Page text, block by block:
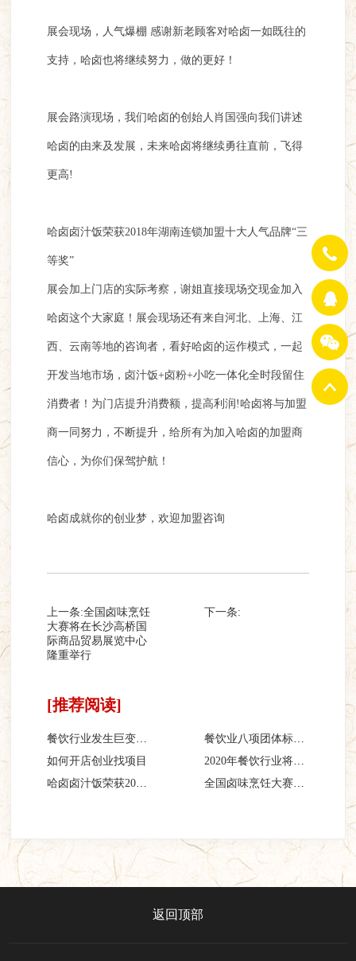
展会现场，人气爆棚 感谢新老顾客对哈卤一如既往的
支持，哈卤也将继续努力，做的更好！
展会路演现场，我们哈卤的创始人肖国强向我们讲述
哈卤的由来及发展，未来哈卤将继续勇往直前，飞得
更高!
哈卤卤汁饭荣获2018年湖南连锁加盟十大人气品牌“三
等奖”
展会加上门店的实际考察，谢姐直接现场交现金加入
哈卤这个大家庭！展会现场还有来自河北、上海、江
西、云南等地的咨询者，看好哈卤的运作模式，一起
开发当地市场，卤汁饭+卤粉+小吃一体化全时段留住
消费者！为门店提升消费额，提高利润!哈卤将与加盟
商一同努力，不断提升，给所有为加入哈卤的加盟商
信心，为你们保驾护航！
哈卤成就你的创业梦，欢迎加盟咨询
上一条:全国卤味烹饪
大赛将在长沙高桥国
际商品贸易展览中心
隆重举行
下一条:
[推荐阅读]
餐饮业八项团体标准发布
如何开店创业找项目
2020年餐饮行业将面临的4大发展趋势 这些你都知道吗？
全国卤味烹饪大赛将在长沙高桥国际商品贸易展览中心隆重举行
返回顶部